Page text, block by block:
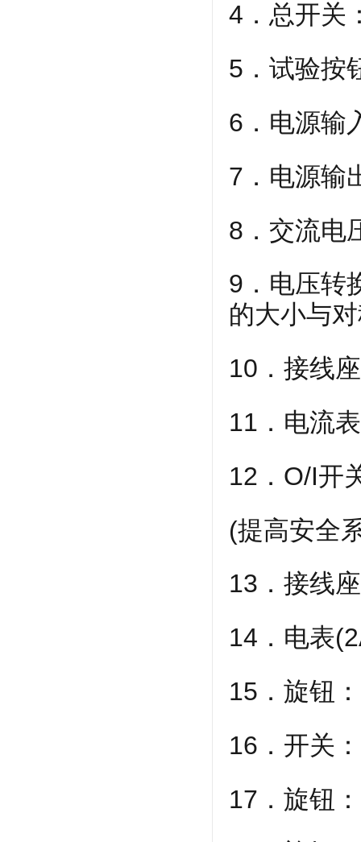
4．总开关
5．试验按
6．电源输
7．电源输
8．交流电
9．电压转
的大小与
10．接线
11．电流
12．O/I开
(提高安全
13．接线
14．电表
15．旋钮
16．开关
17．旋钮